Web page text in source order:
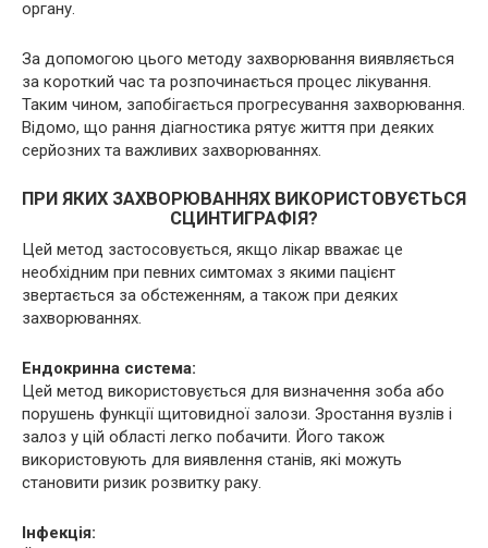
органу.
За допомогою цього методу захворювання виявляється
за короткий час та розпочинається процес лікування.
Таким чином, запобігається прогресування захворювання.
Відомо, що рання діагностика рятує життя при деяких
серйозних та важливих захворюваннях.
ПРИ ЯКИХ ЗАХВОРЮВАННЯХ ВИКОРИСТОВУЄТЬСЯ
СЦИНТИГРАФІЯ?
Цей метод застосовується, якщо лікар вважає це
необхідним при певних симтомах з якими пацієнт
звертається за обстеженням, а також при деяких
захворюваннях.
Ендокринна система:
Цей метод використовується для визначення зоба або
порушень функції щитовидної залози. Зростання вузлів і
залоз у цій області легко побачити. Його також
використовують для виявлення станів, які можуть
становити ризик розвитку раку.
Інфекція: